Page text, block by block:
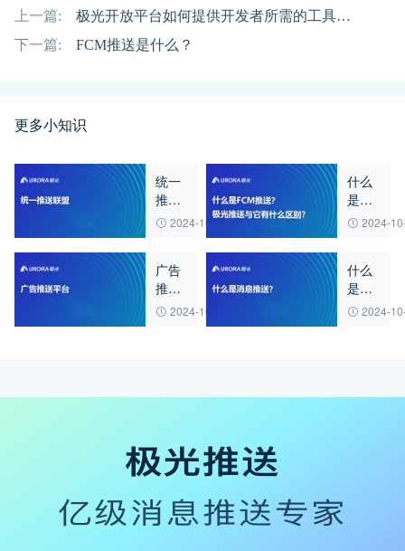
上一篇:
极光开放平台如何提供开发者所需的工具和资源
下一篇:
FCM推送是什么？
更多小知识
统一
推送
联盟2024-10-07
什么
是
FCM
极光
推送
与它
2024-
广告
推送
平台2024-10-07
什么
是消
息推2024-